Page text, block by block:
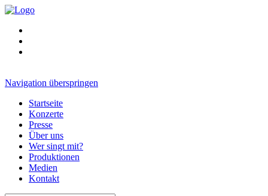
Navigation überspringen
Startseite
Konzerte
Presse
Über uns
Wer singt mit?
Produktionen
Medien
Kontakt